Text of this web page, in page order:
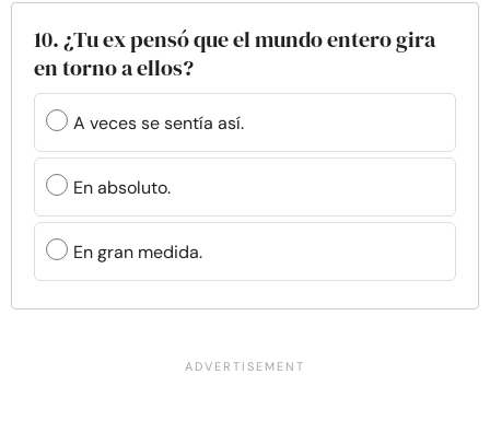
10. ¿Tu ex pensó que el mundo entero gira
en torno a ellos?
A veces se sentía así.
En absoluto.
En gran medida.